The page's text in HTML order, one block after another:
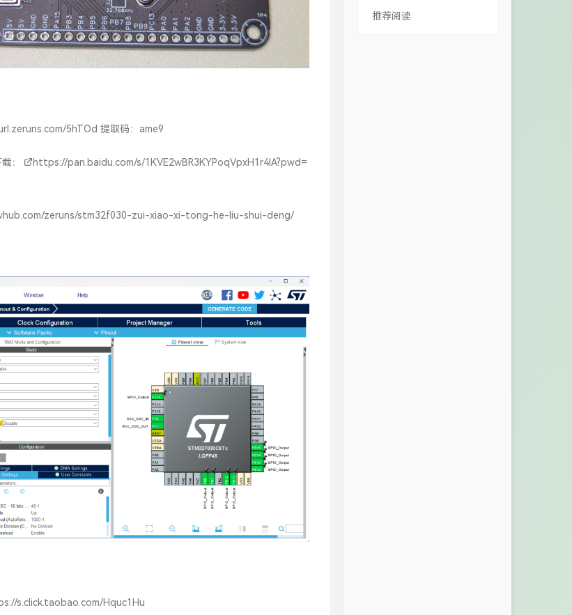
5hTOd 提取码：ame9
：
https://pan.baidu.com/s/1KVE2wBR3KYPoqVpxH1r4lA?pwd=
zeruns/stm32f030-zui-xiao-xi-tong-he-liu-shui-deng/
s.click.taobao.com/Hquc1Hu
推荐阅读